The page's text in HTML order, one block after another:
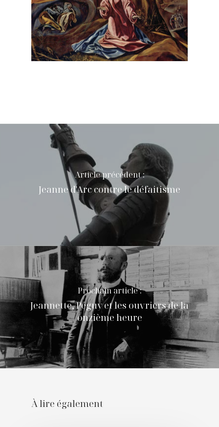
Article précédent :
Jeanne d'Arc contre le défaitisme
Prochain article :
Jeannette, Péguy et les ouvriers de la
onzième heure
À lire également